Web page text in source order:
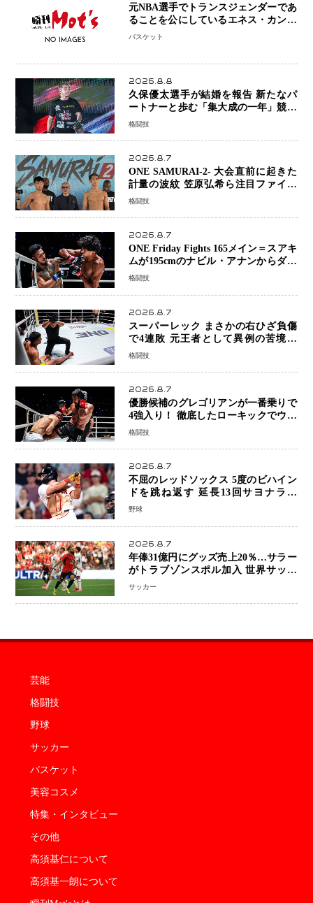
元NBA選手でトランスジェンダーであ
ることを公にしているエネス・カンタ
ーがWNBAドラフト参戦を表明「参加
バスケット
2026.8.8
久保優太選手が結婚を報告 新たなパ
ートナーと歩む「集大成の一年」競技
生活を支える存在に感謝
格闘技
2026.8.7
ONE SAMURAI-2- 大会直前に起きた
計量の波紋 笠原弘希ら注目ファイタ
ーは契約体重で決戦へ、山本歩夢と平
格闘技
2026.8.7
ONE Friday Fights 165メイン＝スアキ
ムが195cmのナビル・アナンからダウ
ン奪取！猛反撃を耐え抜き判定勝利、
格闘技
2026.8.7
スーパーレック まさかの右ひざ負傷
で4連敗 元王者として異例の苦境…
「アクシデント」でも消えない危険信
格闘技
2026.8.7
優勝候補のグレゴリアンが一番乗りで
4強入り！ 徹底したローキックでウス
ビャンを攻略、判定勝利
格闘技
2026.8.7
不屈のレッドソックス 5度のビハイン
ドを跳ね返す 延長13回サヨナラ勝
ち 吉田正尚選手も2安打1打点で貢献 4
野球
2026.8.7
年俸31億円にグッズ売上20％…サラー
がトラブゾンスポル加入 世界サッカ
ーは「五大リーグ一強」から新時代へ
サッカー
芸能
格闘技
野球
サッカー
バスケット
美容コスメ
特集・インタビュー
その他
高須基仁について
高須基一朗について